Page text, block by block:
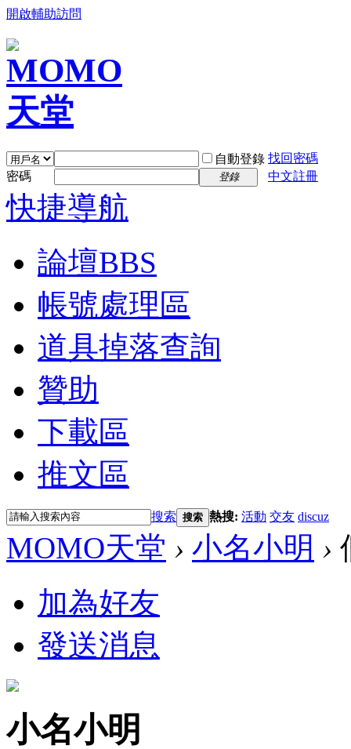
開啟輔助訪問
自動登錄 找回密碼
密碼
登錄 中文註冊
快捷導航
論壇BBS
帳號處理區
道具掉落查詢
贊助
下載區
推文區
搜索 搜索 熱搜: 活動 交友 discuz
MOMO天堂 › 小名小明 ›
加為好友
發送消息
小名小明